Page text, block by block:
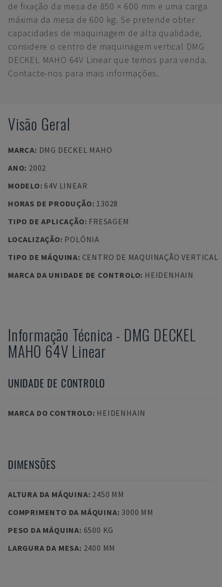
de fixação da mesa de 850 × 600 mm e uma carga
máxima da mesa de 600 kg. Se pretende obter
capacidades de maquinagem de alta qualidade,
considere o centro de maquinagem vertical DMG
DECKEL MAHO 64V Linear que temos para venda.
Contacte-nos para mais informações.
Visão Geral
MARCA: DMG DECKEL MAHO
ANO: 2002
MODELO: 64V LINEAR
HORAS DE PRODUÇÃO: 13028
TIPO DE APLICAÇÃO: FRESAGEM
LOCALIZAÇÃO: POLÓNIA
TIPO DE MÁQUINA: CENTRO DE MAQUINAÇÃO VERTICAL
MARCA DA UNIDADE DE CONTROLO: HEIDENHAIN
Informação Técnica - DMG DECKEL
MAHO 64V Linear
UNIDADE DE CONTROLO
MARCA DO CONTROLO: HEIDENHAIN
DIMENSÕES
ALTURA DA MÁQUINA: 2450 MM
COMPRIMENTO DA MÁQUINA: 3000 MM
PESO DA MÁQUINA: 6500 KG
LARGURA DA MESA: 2400 MM